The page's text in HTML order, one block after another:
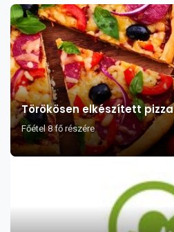
Törökösen elkészített pizza
Főétel 8 fő részére